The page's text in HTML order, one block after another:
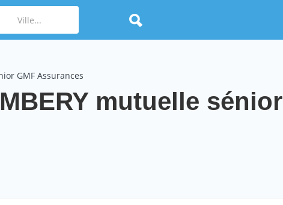
GMF Assurances
mutuelle sénior